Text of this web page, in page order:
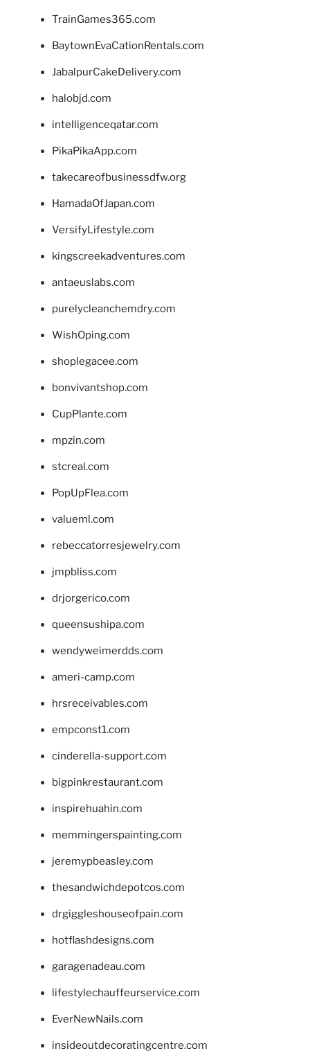
TrainGames365.com
BaytownEvaCationRentals.com
JabalpurCakeDelivery.com
halobjd.com
intelligenceqatar.com
PikaPikaApp.com
takecareofbusinessdfw.org
HamadaOfJapan.com
VersifyLifestyle.com
kingscreekadventures.com
antaeuslabs.com
purelycleanchemdry.com
WishOping.com
shoplegacee.com
bonvivantshop.com
CupPlante.com
mpzin.com
stcreal.com
PopUpFlea.com
valueml.com
rebeccatorresjewelry.com
jmpbliss.com
drjorgerico.com
queensushipa.com
wendyweimerdds.com
ameri-camp.com
hrsreceivables.com
empconst1.com
cinderella-support.com
bigpinkrestaurant.com
inspirehuahin.com
memmingerspainting.com
jeremypbeasley.com
thesandwichdepotcos.com
drgiggleshouseofpain.com
hotflashdesigns.com
garagenadeau.com
lifestylechauffeurservice.com
EverNewNails.com
insideoutdecoratingcentre.com